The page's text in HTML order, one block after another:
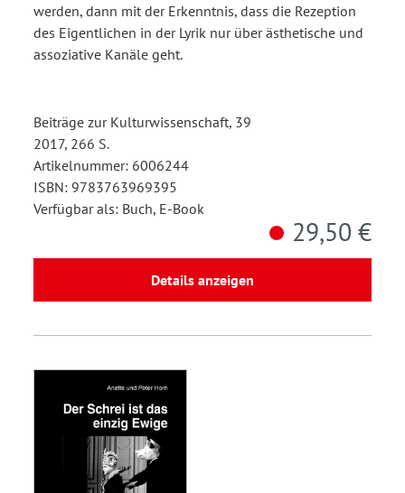
werden, dann mit der Erkenntnis, dass die Rezeption
des Eigentlichen in der Lyrik nur über ästhetische und
assoziative Kanäle geht.
Beiträge zur Kulturwissenschaft, 39
2017, 266 S.
Artikelnummer: 6006244
ISBN: 9783763969395
Verfügbar als: Buch, E-Book
29,50 €
Details anzeigen